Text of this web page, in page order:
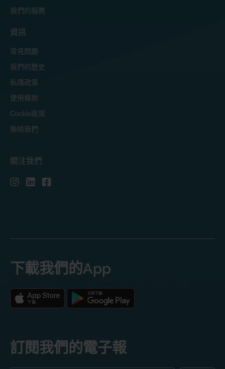
我們的服務
資訊
常見問題
我們的歷史
私隱政策
使用條款
Cookie政策
聯絡我們
關注我們
下載我們的App
訂閱我們的電子報